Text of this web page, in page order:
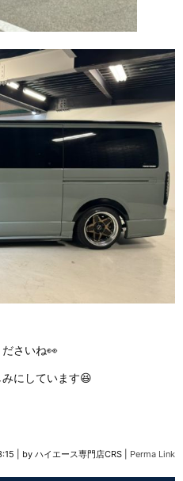
さいね👀
にしています😆
by ハイエース専門店CRS Perma Link